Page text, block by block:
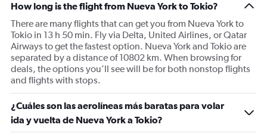
How long is the flight from Nueva York to Tokio?
There are many flights that can get you from Nueva York to
Tokio in 13 h 50 min. Fly via Delta, United Airlines, or Qatar
Airways to get the fastest option. Nueva York and Tokio are
separated by a distance of 10802 km. When browsing for
deals, the options you’ll see will be for both nonstop flights
and flights with stops.
¿Cuáles son las aerolíneas más baratas para volar
ida y vuelta de Nueva York a Tokio?